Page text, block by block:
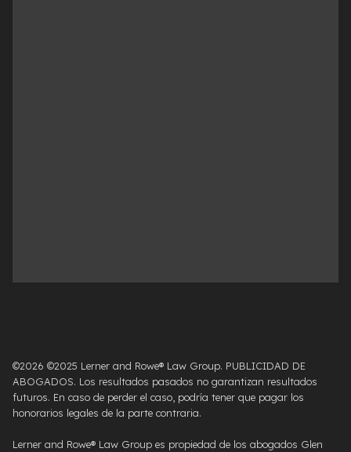
©2026 ©2025 Lerner and Rowe® Law Group. PUBLICIDAD DE
ABOGADOS. Los resultados pasados ​​no garantizan resultados
futuros. En caso de perder el caso, podría tener que pagar los
honorarios legales de la parte contraria.
Lerner and Rowe® Law Group es propiedad de los abogados Glen